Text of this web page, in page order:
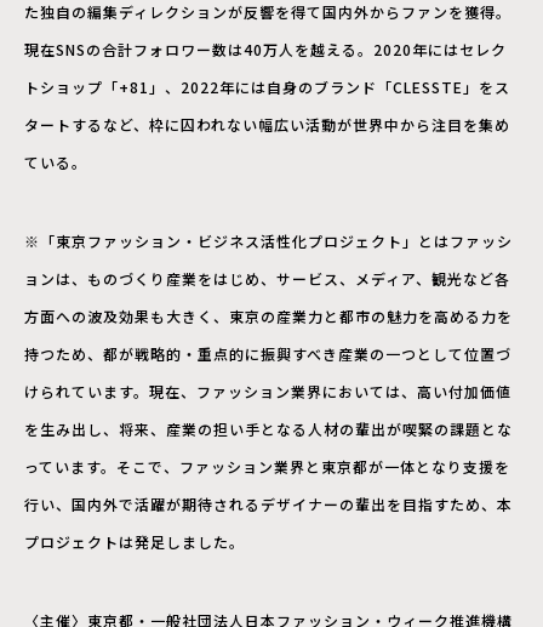
た独自の編集ディレクションが反響を得て国内外からファンを獲得。
現在SNSの合計フォロワー数は40万人を越える。2020年にはセレク
トショップ「+81」、2022年には自身のブランド「CLESSTE」をス
タートするなど、枠に囚われない幅広い活動が世界中から注目を集め
ている。
※「東京ファッション・ビジネス活性化プロジェクト」とはファッシ
ョンは、ものづくり産業をはじめ、サービス、メディア、観光など各
方面への波及効果も大きく、東京の産業力と都市の魅力を高める力を
持つため、都が戦略的・重点的に振興すべき産業の一つとして位置づ
けられています。現在、ファッション業界においては、高い付加価値
を生み出し、将来、産業の担い手となる人材の輩出が喫緊の課題とな
っています。そこで、ファッション業界と東京都が一体となり支援を
行い、国内外で活躍が期待されるデザイナーの輩出を目指すため、本
プロジェクトは発足しました。
〈主催〉東京都・一般社団法人日本ファッション・ウィーク推進機構